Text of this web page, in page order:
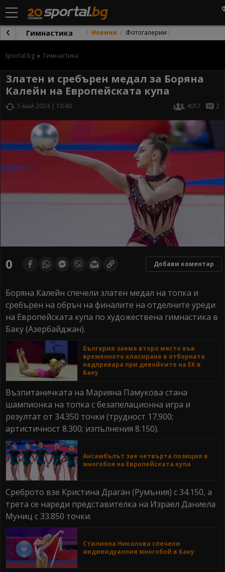
Гимнастика Новини Фотогалерии
Sportal.bg Гимнастика
Златен и сребърен медал за Боряна
Калейн на Европейската купа
5 май 2024 | 10:40 4017 2
0 Добави коментар
Боряна Калейн спечели златен медал на топка и
сребърен на обръч на финалите на отделните уреди
на Европейската купа по художествена гимнастика в
Баку (Азербайджан).
България заема второ място във
временното класиране в отборната
надпревара при девойките на ЕК в
Баку
Възпитаничката на Марияна Памукова стана
шампионка на топка с безапелационна игра и
резултат от 34.350 точки (трудност 17.900;
артистичност 8.300; изпълнения 8.150).
Ансамбълът зае четвърта позиция в
многобоя на Европейската купа
Среброто взе Кристина Драган (Румъния) с 34.150, а
трета се нареди представителка на Израел Даниела
Муниц с 33.850 точки.
Стилияна Николова спечели
индивидуалния многобой в Баку